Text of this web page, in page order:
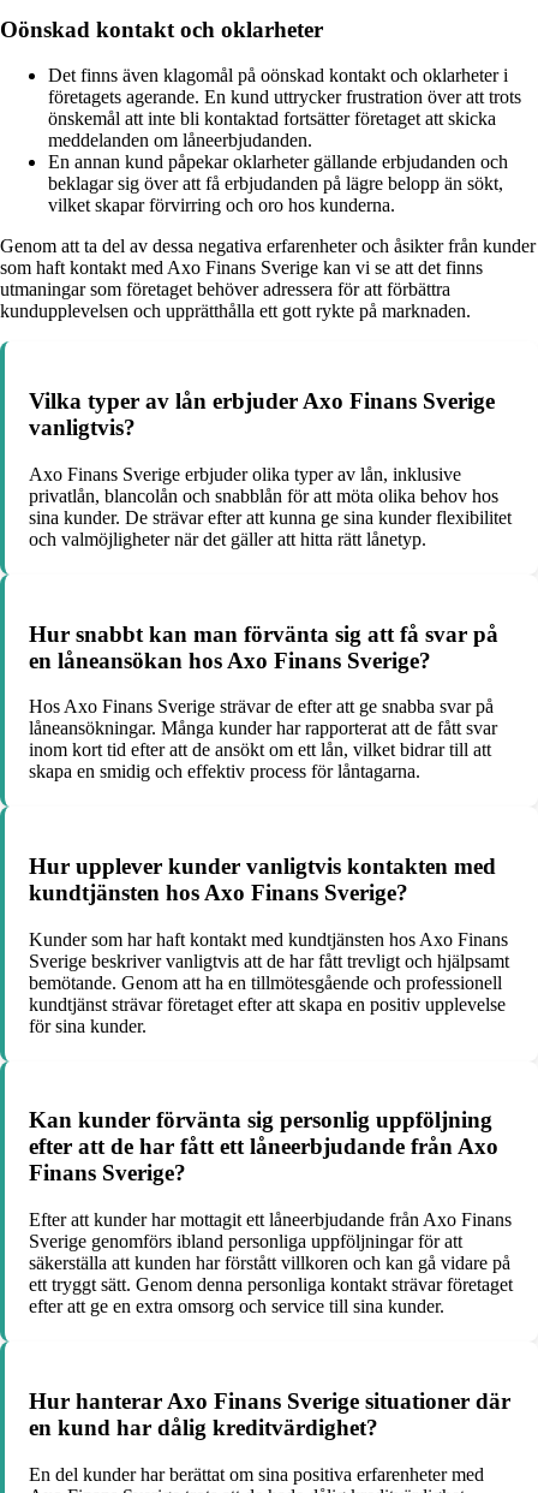
Oönskad kontakt och oklarheter
Det finns även klagomål på oönskad kontakt och oklarheter i
företagets agerande. En kund uttrycker frustration över att trots
önskemål att inte bli kontaktad fortsätter företaget att skicka
meddelanden om låneerbjudanden.
En annan kund påpekar oklarheter gällande erbjudanden och
beklagar sig över att få erbjudanden på lägre belopp än sökt,
vilket skapar förvirring och oro hos kunderna.
Genom att ta del av dessa negativa erfarenheter och åsikter från kunder
som haft kontakt med Axo Finans Sverige kan vi se att det finns
utmaningar som företaget behöver adressera för att förbättra
kundupplevelsen och upprätthålla ett gott rykte på marknaden.
Vilka typer av lån erbjuder Axo Finans Sverige
vanligtvis?
Axo Finans Sverige erbjuder olika typer av lån, inklusive
privatlån, blancolån och snabblån för att möta olika behov hos
sina kunder. De strävar efter att kunna ge sina kunder flexibilitet
och valmöjligheter när det gäller att hitta rätt lånetyp.
Hur snabbt kan man förvänta sig att få svar på
en låneansökan hos Axo Finans Sverige?
Hos Axo Finans Sverige strävar de efter att ge snabba svar på
låneansökningar. Många kunder har rapporterat att de fått svar
inom kort tid efter att de ansökt om ett lån, vilket bidrar till att
skapa en smidig och effektiv process för låntagarna.
Hur upplever kunder vanligtvis kontakten med
kundtjänsten hos Axo Finans Sverige?
Kunder som har haft kontakt med kundtjänsten hos Axo Finans
Sverige beskriver vanligtvis att de har fått trevligt och hjälpsamt
bemötande. Genom att ha en tillmötesgående och professionell
kundtjänst strävar företaget efter att skapa en positiv upplevelse
för sina kunder.
Kan kunder förvänta sig personlig uppföljning
efter att de har fått ett låneerbjudande från Axo
Finans Sverige?
Efter att kunder har mottagit ett låneerbjudande från Axo Finans
Sverige genomförs ibland personliga uppföljningar för att
säkerställa att kunden har förstått villkoren och kan gå vidare på
ett tryggt sätt. Genom denna personliga kontakt strävar företaget
efter att ge en extra omsorg och service till sina kunder.
Hur hanterar Axo Finans Sverige situationer där
en kund har dålig kreditvärdighet?
En del kunder har berättat om sina positiva erfarenheter med